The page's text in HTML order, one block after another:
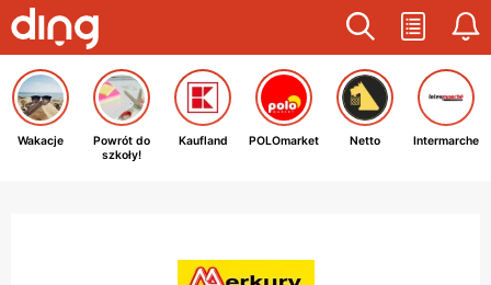
Wakacje
Powrót do
szkoły!
Kaufland POLOmarket Netto Intermarche